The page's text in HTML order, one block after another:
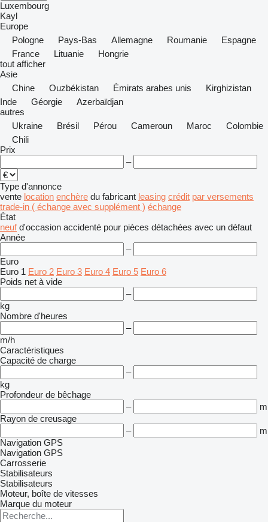
Luxembourg
Kayl
Europe
Pologne
Pays-Bas Allemagne Roumanie
Espagne
France
Lituanie
Hongrie
tout afficher
Asie
Chine
Ouzbékistan Émirats arabes unis
Kirghizistan
Inde
Géorgie
Azerbaïdjan
autres
Ukraine
Brésil Pérou Cameroun Maroc
Colombie
Chili
Prix
–
Type d'annonce
vente location enchère du fabricant leasing crédit par versements
trade-in ( échange avec supplément ) échange
État
neuf d'occasion accidenté pour pièces détachées avec un défaut
Année
–
Euro
Euro 1 Euro 2 Euro 3 Euro 4 Euro 5 Euro 6
Poids net à vide
–
kg
Nombre d'heures
–
m/h
Caractéristiques
Capacité de charge
–
kg
Profondeur de bêchage
–
m
Rayon de creusage
–
m
Navigation GPS
Navigation GPS
Carrosserie
Stabilisateurs
Stabilisateurs
Moteur, boîte de vitesses
Marque du moteur